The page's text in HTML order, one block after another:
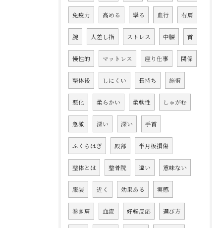
免疫力 高める 攣る 血行 右肩
腕 人差し指 ストレス 中腰 首
慢性的 マットレス 座り仕事 関係
整体後 しにくい 長持ち 施術
悪化 柔らかい 柔軟性 しゃがむ
急激 深い 深い 手首
ふくらはぎ 殿部 半月板損傷
整体とは 整骨院 違い 意味ない
服装 近く 効果ある 実感
巻き肩 血流 好転反応 選び方